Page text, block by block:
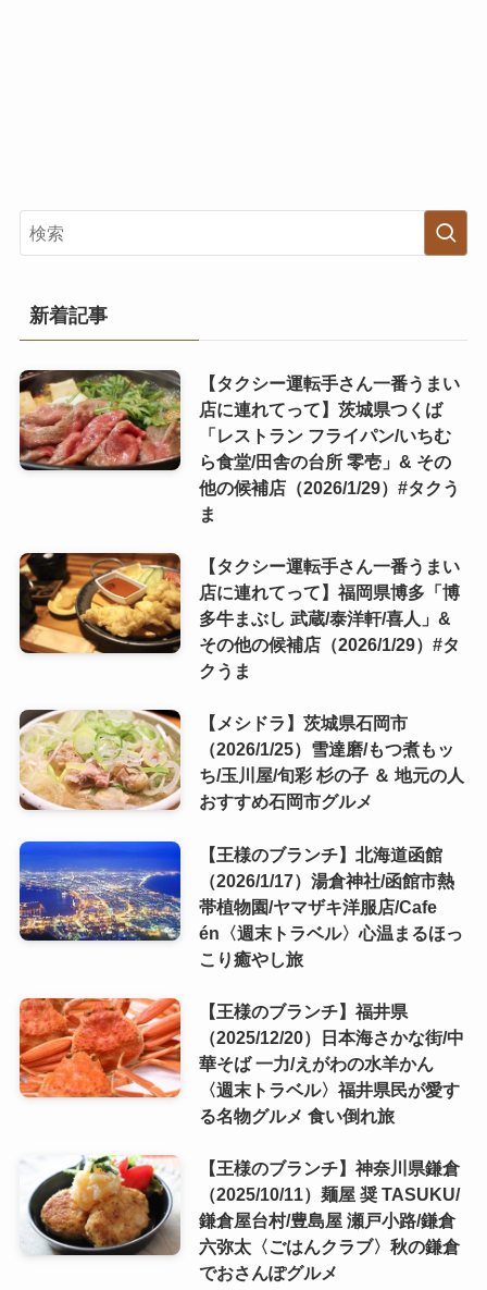
新着記事
【タクシー運転手さん一番うまい
店に連れてって】茨城県つくば
「レストラン フライパン/いちむ
ら食堂/田舎の台所 零壱」& その
他の候補店（2026/1/29）#タクう
ま
【タクシー運転手さん一番うまい
店に連れてって】福岡県博多「博
多牛まぶし 武蔵/泰洋軒/喜人」&
その他の候補店（2026/1/29）#タ
クうま
【メシドラ】茨城県石岡市
（2026/1/25）雪達磨/もつ煮もッ
ち/玉川屋/旬彩 杉の子 ＆ 地元の人
おすすめ石岡市グルメ
【王様のブランチ】北海道函館
（2026/1/17）湯倉神社/函館市熱
帯植物園/ヤマザキ洋服店/Cafe
én〈週末トラベル〉心温まるほっ
こり癒やし旅
【王様のブランチ】福井県
（2025/12/20）日本海さかな街/中
華そば 一力/えがわの水羊かん
〈週末トラベル〉福井県民が愛す
る名物グルメ 食い倒れ旅
【王様のブランチ】神奈川県鎌倉
（2025/10/11）麺屋 奨 TASUKU/
鎌倉屋台村/豊島屋 瀬戸小路/鎌倉
六弥太〈ごはんクラブ〉秋の鎌倉
でおさんぽグルメ